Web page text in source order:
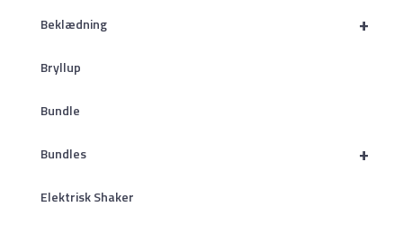
+
Beklædning
Bryllup
Bundle
+
Bundles
Elektrisk Shaker